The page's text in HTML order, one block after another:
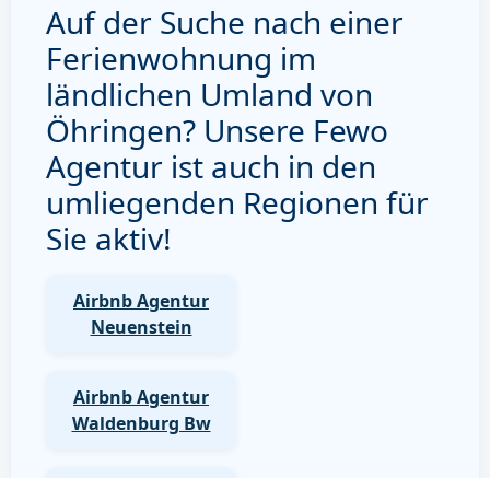
Auf der Suche nach einer
Ferienwohnung im
ländlichen Umland von
Öhringen? Unsere Fewo
Agentur ist auch in den
umliegenden Regionen für
Sie aktiv!
Airbnb Agentur
Neuenstein
Airbnb Agentur
Waldenburg Bw